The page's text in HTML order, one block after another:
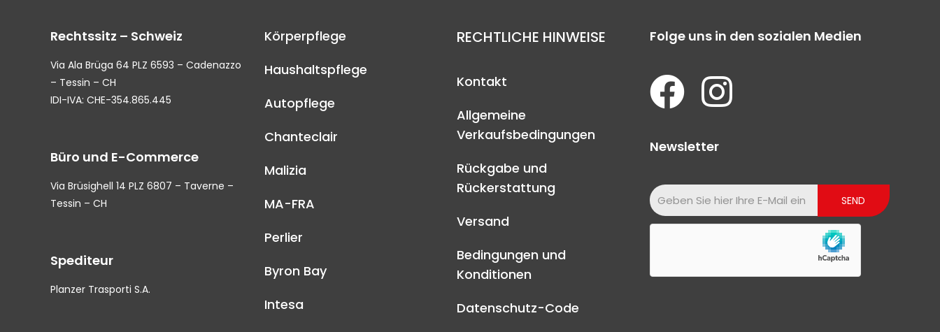
Rechtssitz – Schweiz
Via Ala Brüga 64 PLZ 6593 – Cadenazzo
– Tessin – CH
IDI-IVA: CHE-354.865.445
Büro und E-Commerce
Via Brüsighell 14 PLZ 6807 – Taverne –
Tessin – CH
Spediteur
Planzer Trasporti S.A.
Körperpflege
Haushaltspflege
Autopflege
Chanteclair
Malizia
MA-FRA
Perlier
Byron Bay
Intesa
RECHTLICHE HINWEISE
Kontakt
Allgemeine
Verkaufsbedingungen
Rückgabe und
Rückerstattung
Versand
Bedingungen und
Konditionen
Datenschutz-Code
Folge uns in den sozialen Medien
Newsletter